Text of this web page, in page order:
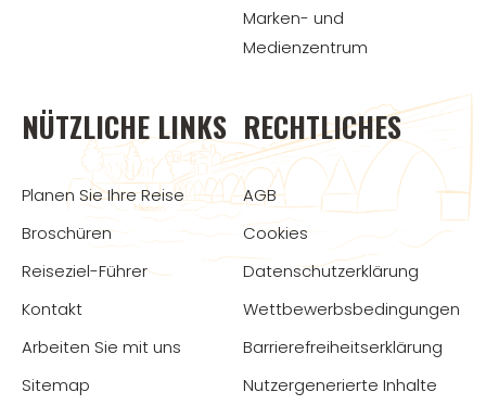
Marken- und
Medienzentrum
NÜTZLICHE LINKS
Planen Sie Ihre Reise
Broschüren
Reiseziel-Führer
Kontakt
Arbeiten Sie mit uns
Sitemap
RECHTLICHES
AGB
Cookies
Datenschutzerklärung
Wettbewerbsbedingungen
Barrierefreiheitserklärung
Nutzergenerierte Inhalte